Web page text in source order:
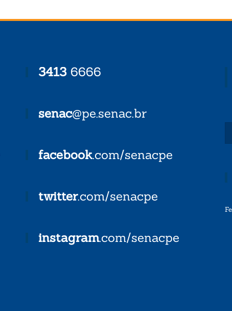
34136666
senac@pe.senac.br
facebook.com/senacpe
twitter.com/senacpe
instagram.com/senacpe